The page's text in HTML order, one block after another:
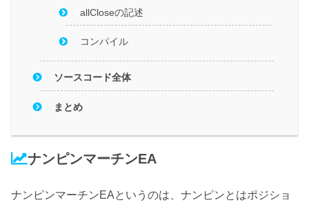
allCloseの記述
コンパイル
ソースコード全体
まとめ
ナンピンマーチンEA
ナンピンマーチンEAというのは、ナンピンとはポジショ